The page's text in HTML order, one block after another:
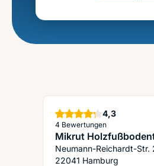
4,3Sterne
4 Bewertungen
Mikrut
Neumann-Reichardt-Str.
22041 Hamburg